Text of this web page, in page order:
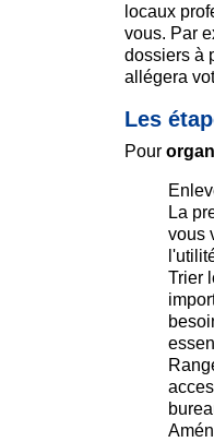
locaux
vous. Par
dossiers à
allégera
Les
Pour
La
vous
Trier